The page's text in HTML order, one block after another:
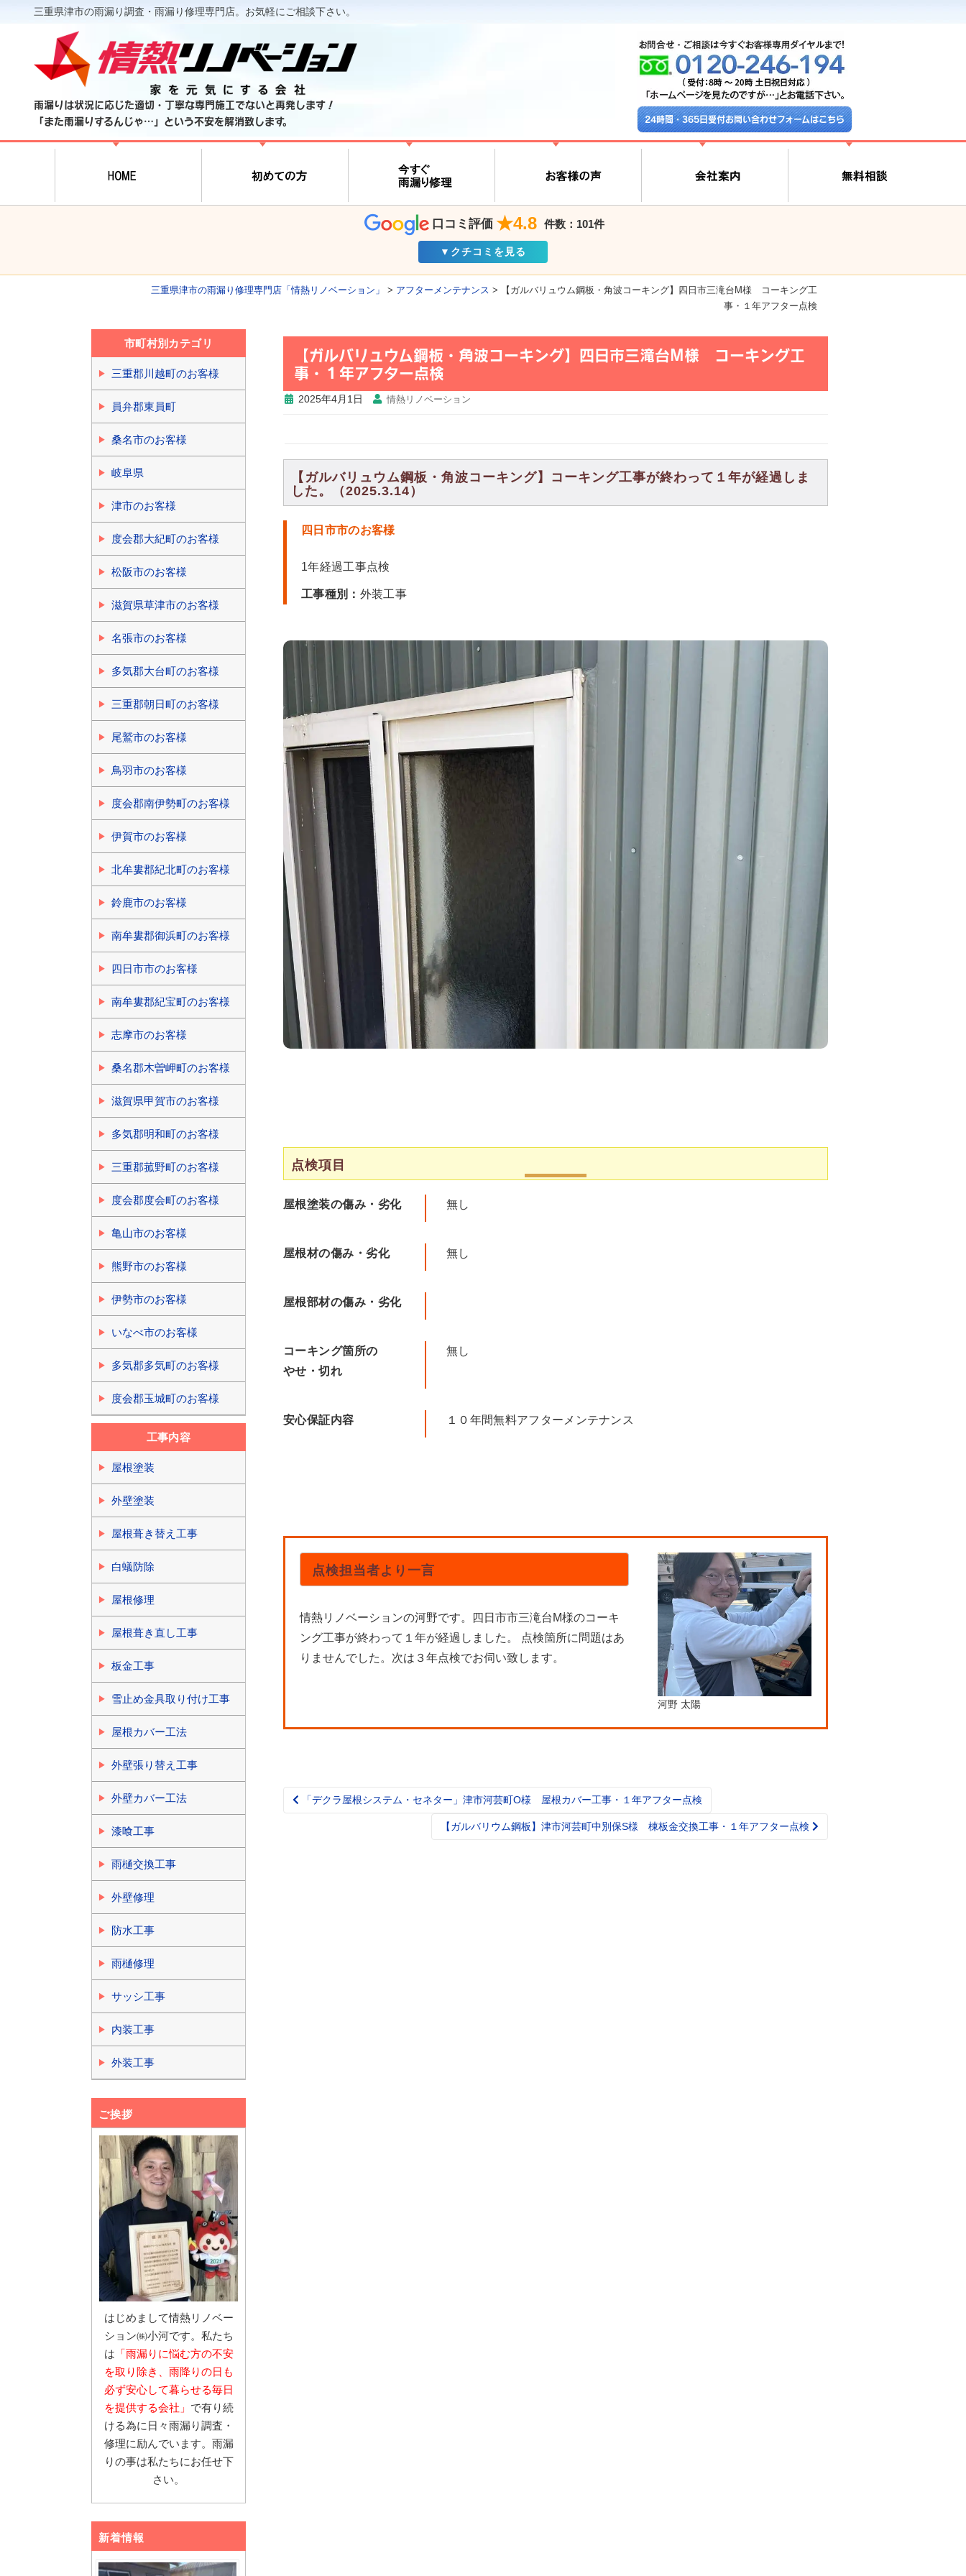
三重県津市の雨漏り調査・雨漏り修理専門店。お気軽にご相談下さい。
雨漏りは状況に応じた適切・丁寧な専門施工でないと再発します！
「また雨漏りするんじゃ…」という不安を解消致します。
24時間・365日受付お問い合わせフォームはこちら
口コミ評価 ★4.8 件数：101件
▼クチコミを見る
三重県津市の雨漏り修理専門店「情熱リノベーション」 > アフターメンテナンス >
【ガルバリュウム鋼板・角波コーキング】四日市三滝台M様 コーキング工
事・１年アフター点検
【ガルバリュウム鋼板・角波コーキング】四日市三滝台M様 コーキング工
事・１年アフター点検
2025年4月1日 情熱リノベーション
【ガルバリュウム鋼板・角波コーキング】コーキング工事が終わって１年が経過しま
した。（2025.3.14）
四日市市のお客様
1年経過工事点検
工事種別： 外装工事
点検項目
屋根塗装の傷み・劣化 無し
屋根材の傷み・劣化 無し
屋根部材の傷み・劣化
コーキング箇所の
やせ・切れ
無し
安心保証内容 １０年間無料アフターメンテナンス
点検担当者より一言
情熱リノベーションの河野です。四日市市三滝台M様のコーキ
ング工事が終わって１年が経過しました。 点検箇所に問題はあ
りませんでした。次は３年点検でお伺い致します。
河野 太陽
Post
「デクラ屋根システム・セネター」津市河芸町O様 屋根カバー工事・１年アフター点検
【ガルバリウム鋼板】津市河芸町中別保S様 棟板金交換工事・１年アフター点検
市町村別カテゴリ
三重郡川越町のお客様
員弁郡東員町
桑名市のお客様
岐阜県
津市のお客様
度会郡大紀町のお客様
松阪市のお客様
滋賀県草津市のお客様
名張市のお客様
多気郡大台町のお客様
三重郡朝日町のお客様
尾鷲市のお客様
鳥羽市のお客様
度会郡南伊勢町のお客様
伊賀市のお客様
北牟婁郡紀北町のお客様
鈴鹿市のお客様
南牟婁郡御浜町のお客様
四日市市のお客様
南牟婁郡紀宝町のお客様
志摩市のお客様
桑名郡木曽岬町のお客様
滋賀県甲賀市のお客様
多気郡明和町のお客様
三重郡菰野町のお客様
度会郡度会町のお客様
亀山市のお客様
熊野市のお客様
伊勢市のお客様
いなべ市のお客様
多気郡多気町のお客様
度会郡玉城町のお客様
工事内容
屋根塗装
外壁塗装
屋根葺き替え工事
白蟻防除
屋根修理
屋根葺き直し工事
板金工事
雪止め金具取り付け工事
屋根カバー工法
外壁張り替え工事
外壁カバー工法
漆喰工事
雨樋交換工事
外壁修理
防水工事
雨樋修理
サッシ工事
内装工事
外装工事
ご挨拶
はじめまして情熱リノベー
ション㈱小河です。私たち
は 「雨漏りに悩む方の不安
を取り除き、雨降りの日も
必ず安心して暮らせる毎日
を提供する会社」 で有り続
ける為に日々雨漏り調査・
修理に励んでいます。雨漏
りの事は私たちにお任せ下
さい。
新着情報